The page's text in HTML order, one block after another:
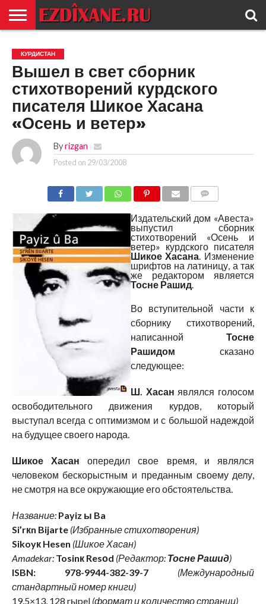
ЕЗИДИЗМ
НОВОСТИ
ИСТОРИЯ
КУЛЬТУРА
КОНТАКТ
КУРДИСТАН
Вышел в свет сборник
стихотворений курдского
писателя Шикое Хасана
«Осень и ветер»
By rizgan
Posted on 29/03/2008
Издательский дом «Авеста»
выпустил сборник
стихотворений «Осень и
ветер» курдского писателя
Шикое Хасана. Изменение
шрифтов на латиницу, а так
же редактором является
Тосне Рашид.
Во вступительной части к
сборнику стихотворений,
написаннойТосне
Рашидом сказано
следующее:
Ш. Хасан являлся голосом
освободительного движения курдов, который
выступал всегда с оптимизмом и с большой надеждой
на будущее своего народа.
Шикое Хасан опередил свое время, и являлся
человеком бескорыстным и преданным своему делу,
не смотря на все окружающие его обстоятельства.
Название: Payiz ы Ba
Si’rкn Bijarte (Избранные стихотворения)
Sikoyк Hesen (Шикое Хасан)
Amadekar: Tosinк Resоd (Редактор: Тосне Рашид)
ISBN: 978-9944-382-39-7
(Международный
стандартный номер книги)
19.5×13, 128 rыpel (формат и количество страниц)